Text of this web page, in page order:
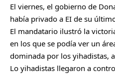
El viernes, el gobierno de
había privado a EI de su
El mandatario ilustró la
en los que se podía ver un
dominada por los yihadistas,
Lo yihadistas llegaron a